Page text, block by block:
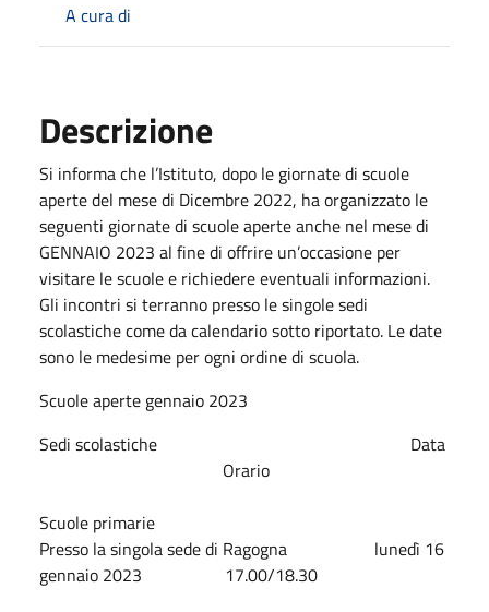
A cura di
Descrizione
Si informa che l’Istituto, dopo le giornate di scuole
aperte del mese di Dicembre 2022, ha organizzato le
seguenti giornate di scuole aperte anche nel mese di
GENNAIO 2023 al fine di offrire un’occasione per
visitare le scuole e richiedere eventuali informazioni.
Gli incontri si terranno presso le singole sedi
scolastiche come da calendario sotto riportato. Le date
sono le medesime per ogni ordine di scuola.
Scuole aperte gennaio 2023
Sedi scolastiche Data
Orario
Scuole primarie
Presso la singola sede di Ragogna lunedì 16
gennaio 2023 17.00/18.30